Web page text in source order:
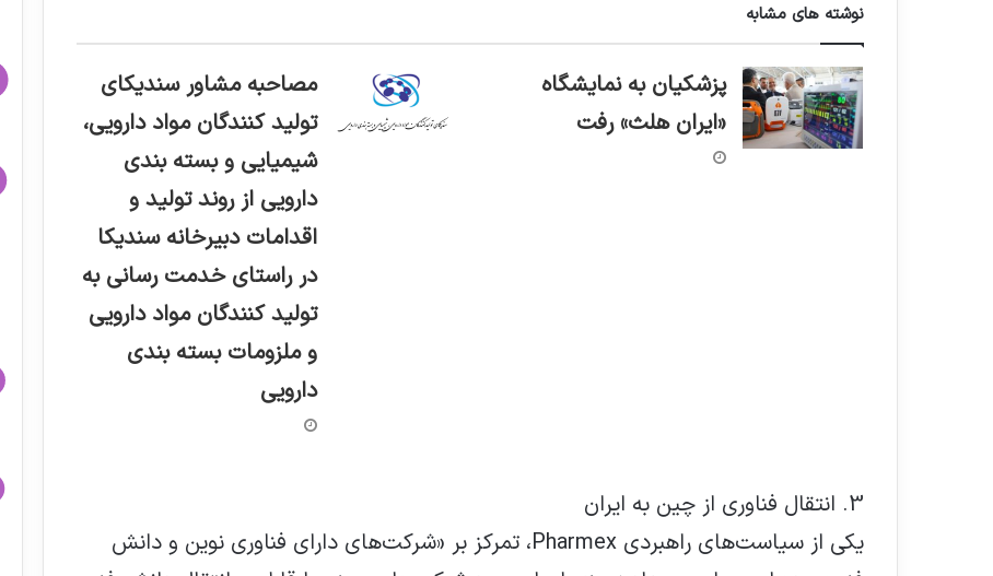
نوشته های مشابه
پزشکیان به نمایشگاه
«ایران هلث» رفت
مصاحبه مشاور سندیکای
تولید کنندگان مواد دارویی،
شیمیایی و بسته بندی
دارویی از روند تولید و
اقدامات دبیرخانه سندیکا
در راستای خدمت رسانی به
تولید کنندگان مواد دارویی
و ملزومات بسته بندی
دارویی
3. انتقال فناوری از چین به ایران
یکی از سیاست‌های راهبردی Pharmex، تمرکز بر «شرکت‌های دارای فناوری نوین و دانش